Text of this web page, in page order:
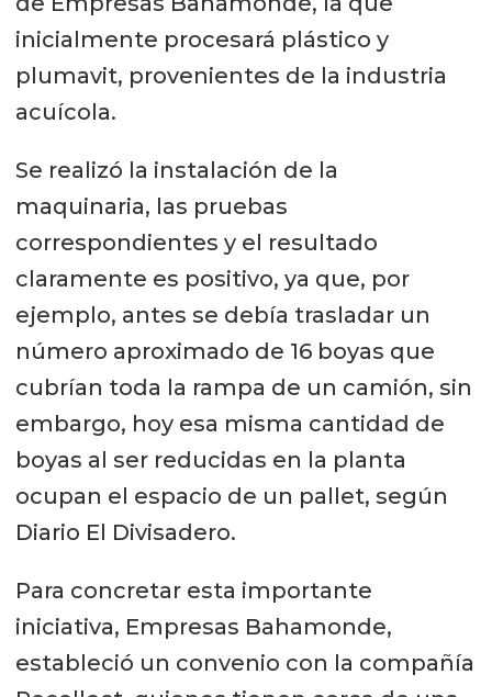
inicialmente procesará plástico y
plumavit, provenientes de la industria
acuícola.
Se realizó la instalación de la
maquinaria, las pruebas
correspondientes y el resultado
claramente es positivo, ya que, por
ejemplo, antes se debía trasladar un
número aproximado de 16 boyas que
cubrían toda la rampa de un camión, sin
embargo, hoy esa misma cantidad de
boyas al ser reducidas en la planta
ocupan el espacio de un pallet, según
Diario El Divisadero.
Para concretar esta importante
iniciativa, Empresas Bahamonde,
estableció un convenio con la compañía